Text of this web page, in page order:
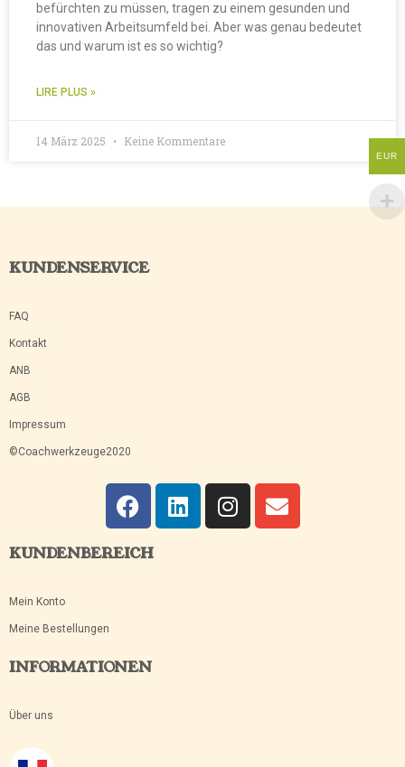
befürchten zu müssen, tragen zu einem gesunden und
innovativen Arbeitsumfeld bei. Aber was genau bedeutet
das und warum ist es so wichtig?
LIRE PLUS »
14 März 2025 Keine Kommentare
KUNDENSERVICE
FAQ
Kontakt
ANB
AGB
Impressum
©Coachwerkzeuge2020
KUNDENBEREICH
Mein Konto
Meine Bestellungen
INFORMATIONEN
Über uns
EUR